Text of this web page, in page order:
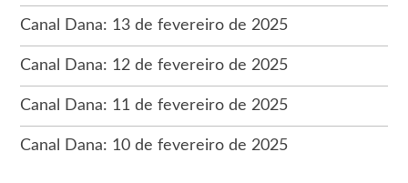
Canal Dana: 13 de fevereiro de 2025
Canal Dana: 12 de fevereiro de 2025
Canal Dana: 11 de fevereiro de 2025
Canal Dana: 10 de fevereiro de 2025